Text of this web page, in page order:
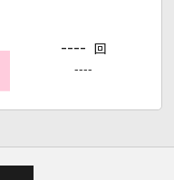
---- 回
----